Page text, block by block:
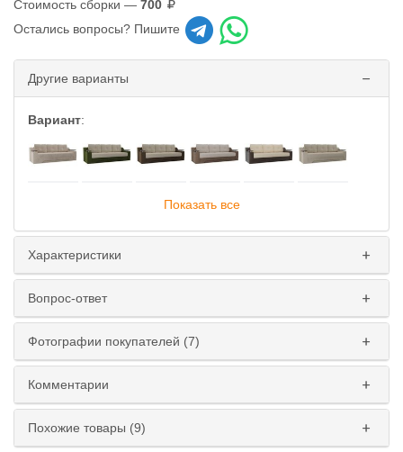
Стоимость сборки — 700
Остались вопросы? Пишите
Другие варианты
Вариант:
Показать все
Характеристики
Вопрос-ответ
Фотографии покупателей (7)
Комментарии
Похожие товары (9)